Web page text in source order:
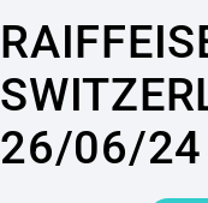
26/06/24